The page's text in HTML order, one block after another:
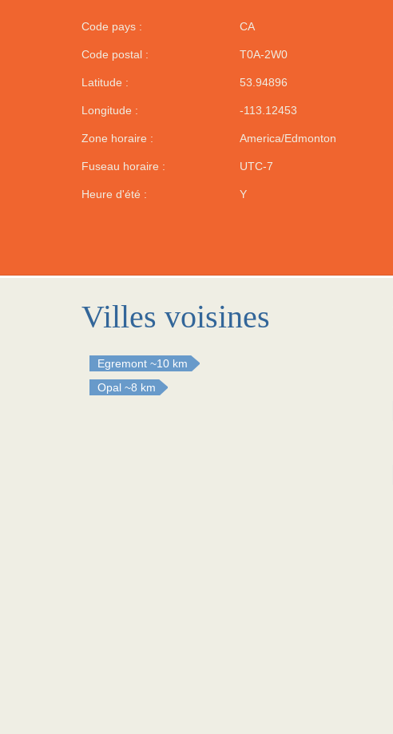
Code pays : CA
Code postal : T0A-2W0
Latitude : 53.94896
Longitude : -113.12453
Zone horaire : America/Edmonton
Fuseau horaire : UTC-7
Heure d'été : Y
Villes voisines
Egremont ~10 km
Opal ~8 km